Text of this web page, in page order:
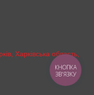
Харківська область,
КНОПКА
ЗВ'ЯЗКУ